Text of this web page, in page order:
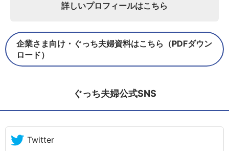
詳しいプロフィールはこちら
企業さま向け・ぐっち夫婦資料はこちら（PDFダウン
ロード）
ぐっち夫婦公式SNS
Twitter